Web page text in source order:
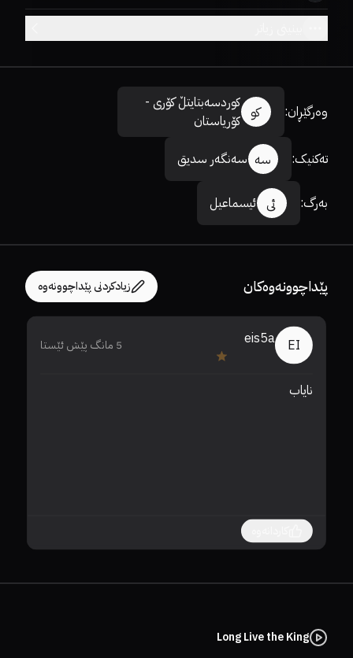
وەرگێڕان: کو
کوردسەبتایتڵ کۆری -
کۆریاستان
تەکنیک: سە سەنگەر سدیق
بەرگ: ئی ئیسماعیل
پێداچوونەوەکان زیادکردنی پێداچوونەوە
EI
eis5a 5 مانگ پێش ئێستا
نایاب
Long Live the King